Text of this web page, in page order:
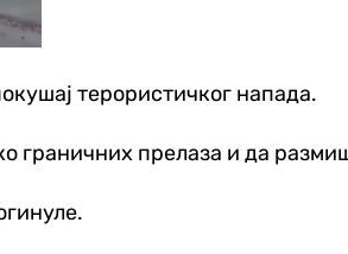
терористичког напада.
граничних прелаза и да